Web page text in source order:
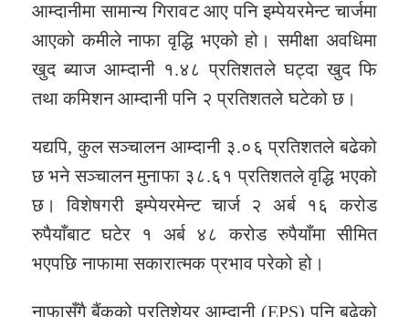
आम्दानीमा सामान्य गिरावट आए पनि इम्पेयरमेन्ट चार्जमा
आएको कमीले नाफा वृद्धि भएको हो। समीक्षा अवधिमा
खुद ब्याज आम्दानी १.४८ प्रतिशतले घट्दा खुद फि
तथा कमिशन आम्दानी पनि २ प्रतिशतले घटेको छ।
यद्यपि, कुल सञ्चालन आम्दानी ३.०६ प्रतिशतले बढेको
छ भने सञ्चालन मुनाफा ३८.६१ प्रतिशतले वृद्धि भएको
छ। विशेषगरी इम्पेयरमेन्ट चार्ज २ अर्ब १६ करोड
रुपैयाँबाट घटेर १ अर्ब ४८ करोड रुपैयाँमा सीमित
भएपछि नाफामा सकारात्मक प्रभाव परेको हो।
नाफासँगै बैंकको प्रतिशेयर आम्दानी (EPS) पनि बढेको